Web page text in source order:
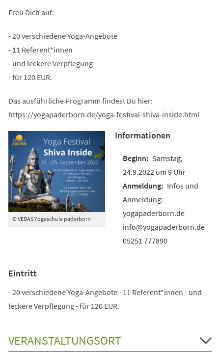
Freu Dich auf:
- 20 verschiedene Yoga-Angebote
- 11 Referent*innen
- und leckere Verpflegung
- für 120 EUR.
Das ausführliche Programm findest Du hier:
https://yogapaderborn.de/yoga-festival-shiva-inside.html
© VEDAS Yogaschule paderborn
Informationen
Samstag,
24.9.2022 um 9 Uhr
Infos und
Anmeldung:
yogapaderborn.de
info@yogapaderborn.de
05251 777890
Eintritt
- 20 verschiedene Yoga-Angebote - 11 Referent*innen - und
leckere Verpflegung - für 120 EUR.
VERANSTALTUNGSORT